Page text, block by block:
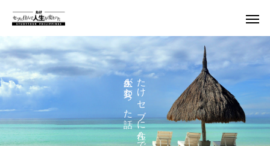
たけ セブに住んで
人生が変わった話